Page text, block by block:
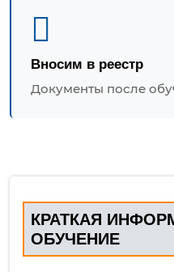
Вносим в реестр
Документы после
КРАТКАЯ
ОБУЧЕНИЕ